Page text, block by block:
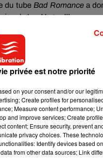
du tube Bad Romancea
de Las Vegas !!!
motion capture
une toute nouvelle
Hotel & Casino, la
j’ai pu faire auparavant.
avec une
privée est notre priorité
on your consent and/or our
Create profiles for
Measure content performance;
and improve services; Create
content; Ensure security, prevent
privacy choices. These
Identify devices based
from other data sources; Link